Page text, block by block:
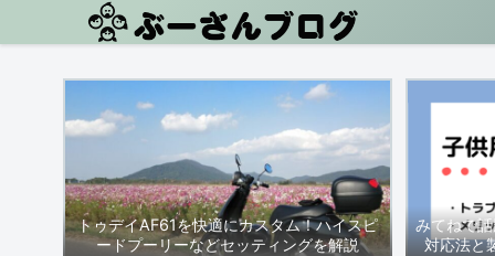
トゥデイAF61を快適にカスタム！ハイスピ
ードプーリーなどセッティングを解説
みてねで
対応法と